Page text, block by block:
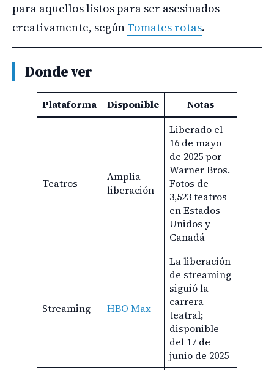
para aquellos listos para ser asesinados
creativamente, según Tomates rotas.
Donde ver
Plataforma Disponible Notas
Teatros
Amplia
liberación
Liberado el
16 de mayo
de 2025 por
Warner Bros.
Fotos de
3,523 teatros
en Estados
Unidos y
Canadá
Streaming HBO Max
La liberación
de streaming
siguió la
carrera
teatral;
disponible
del 17 de
junio de 2025